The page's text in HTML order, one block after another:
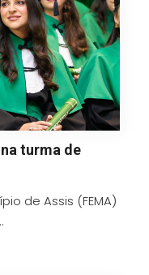
turma de
de Assis (FEMA)